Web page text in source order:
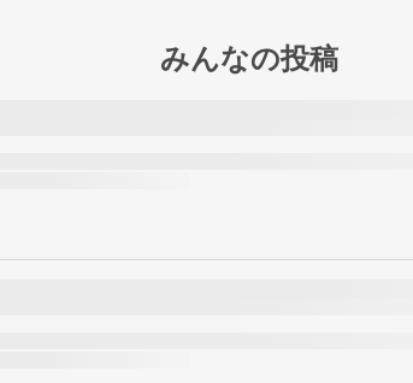
みんなの投稿